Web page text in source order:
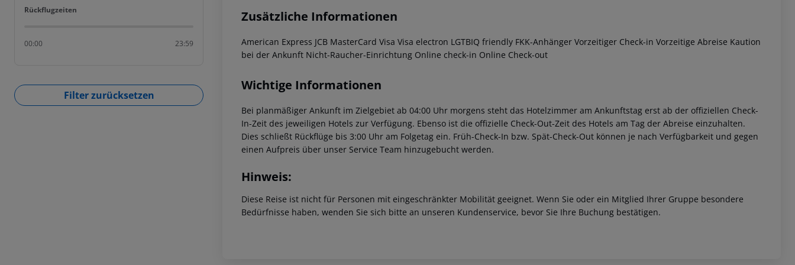
Rückflugzeiten
Rückflugzeiten
00:00 23:59
Filter zurücksetzen
Zusätzliche Informationen
American Express JCB MasterCard Visa Visa electron LGTBIQ friendly FKK-Anhänger Vorzeitiger Check-in Vorzeitige Abreise Kaution
bei der Ankunft Nicht-Raucher-Einrichtung Online check-in Online Check-out
Wichtige Informationen
Bei planmäßiger Ankunft im Zielgebiet ab 04:00 Uhr morgens steht das Hotelzimmer am Ankunftstag erst ab der offiziellen Check-
In-Zeit des jeweiligen Hotels zur Verfügung. Ebenso ist die offizielle Check-Out-Zeit des Hotels am Tag der Abreise einzuhalten.
Dies schließt Rückflüge bis 3:00 Uhr am Folgetag ein. Früh-Check-In bzw. Spät-Check-Out können je nach Verfügbarkeit und gegen
einen Aufpreis über unser Service Team hinzugebucht werden.
Hinweis:
Diese Reise ist nicht für Personen mit eingeschränkter Mobilität geeignet. Wenn Sie oder ein Mitglied Ihrer Gruppe besondere
Bedürfnisse haben, wenden Sie sich bitte an unseren Kundenservice, bevor Sie Ihre Buchung bestätigen.